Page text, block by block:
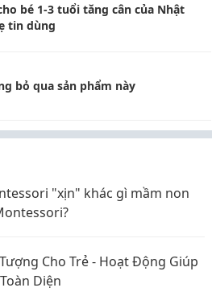
bé 1-3 tuổi tăng cân của Nhật
tin dùng
bỏ qua sản phẩm này
"xịn" khác gì mầm non
Cho Trẻ - Hoạt Động Giúp
Diện